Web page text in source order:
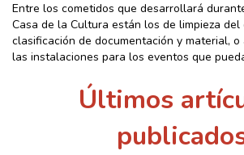
Entre los cometidos que desarrollará
Casa de la Cultura están los de limpieza
clasificación de documentación y material,
las instalaciones para los eventos que
Últimos